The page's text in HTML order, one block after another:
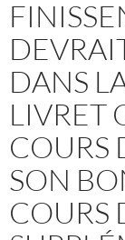
DANS
LIVRET
COURS
SON
COURS